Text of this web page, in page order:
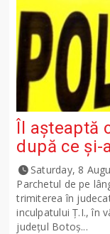
Îl așteaptă
după ce și-
Saturday, 8
Parchetul de pe
trimiterea în
inculpatului Ț.I., în
județul Botoș...